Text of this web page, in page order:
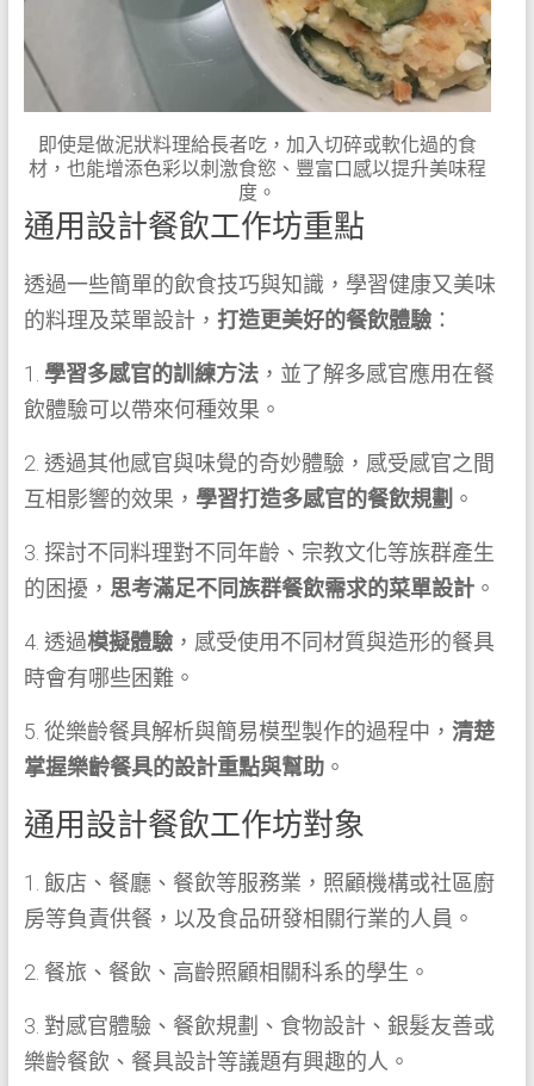
即使是做泥狀料理給長者吃，加入切碎或軟化過的食
材，也能增添色彩以刺激食慾、豐富口感以提升美味程
度。
通用設計餐飲工作坊重點
透過一些簡單的飲食技巧與知識，學習健康又美味
的料理及菜單設計， 打造更美好的餐飲體驗：
1. 學習多感官的訓練方法，並了解多感官應用在餐
飲體驗可以帶來何種效果。
2. 透過其他感官與味覺的奇妙體驗，感受感官之間
互相影響的效果， 學習打造多感官的餐飲規劃 。
3. 探討不同料理對不同年齡、宗教文化等族群產生
的困擾， 思考滿足不同族群餐飲需求的菜單設計。
4. 透過模擬體驗，感受使用不同材質與造形的餐具
時會有哪些困難。
5. 從樂齡餐具解析與簡易模型製作的過程中， 清楚
掌握樂齡餐具的設計重點與幫助。
通用設計餐飲工作坊對象
1. 飯店、餐廳、餐飲等服務業，照顧機構或社區廚
房等負責供餐，以及食品研發相關行業的人員。
2. 餐旅、餐飲、高齡照顧相關科系的學生。
3. 對感官體驗、餐飲規劃、食物設計、銀髮友善或
樂齡餐飲、餐具設計等議題有興趣的人。